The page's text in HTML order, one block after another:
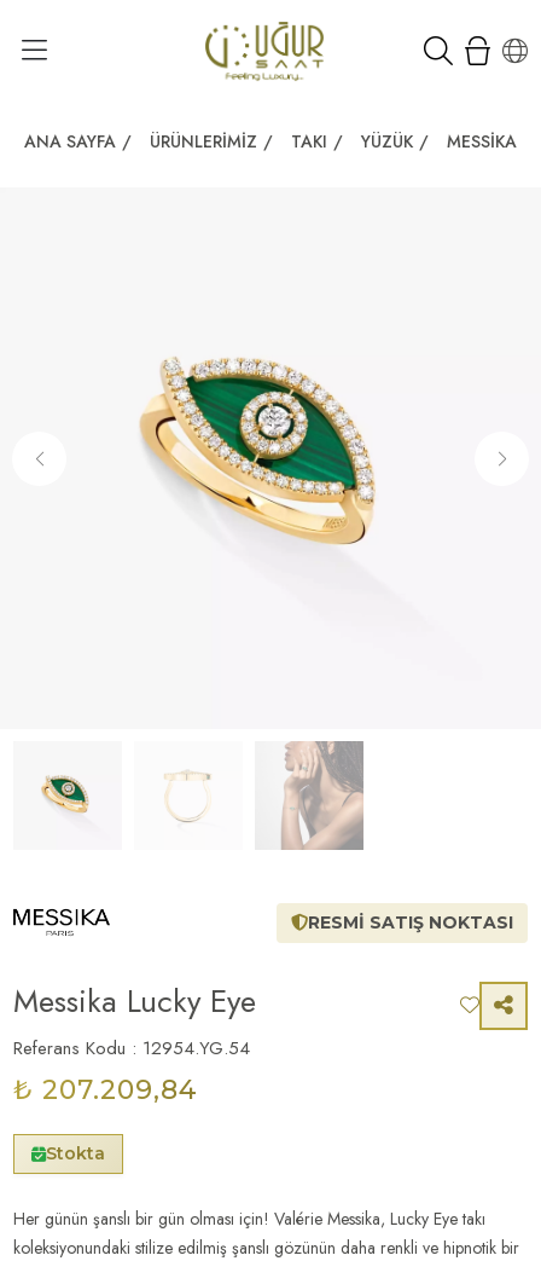
ANA SAYFA / ÜRÜNLERIMIZ / TAKI / YÜZÜK / MESSIKA
RESMİ SATIŞ NOKTASI
Messika Lucky Eye
Referans Kodu : 12954.YG.54
₺ 207.209,84
Stokta
Her günün şanslı bir gün olması için! Valérie Messika, Lucky Eye takı
koleksiyonundaki stilize edilmiş şanslı gözünün daha renkli ve hipnotik bir